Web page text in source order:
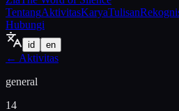
TentangAktivitasKaryaTulisan
Hubungi
id en
← Aktivitas
general
14